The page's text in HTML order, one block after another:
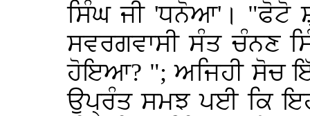
ਸਿੰਘ ਜੀ 'ਧਨੋਆ'। "ਫੋਟੋ
ਸਵਰਗਵਾਸੀ ਸੰਤ ਚੰਨਣ
ਹੋਇਆ? "; ਅਜਿਹੀ ਸੋਚ
ਉਪ੍ਰੰਤ ਸਮਝ ਪਈ ਕਿ